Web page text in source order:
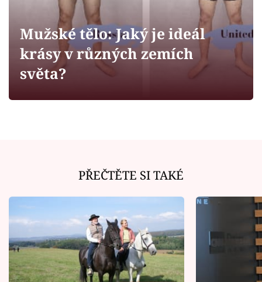
Sledujte prima+
Filmový festival Karlovy Vary
Sledujte nás
Mužské tělo: Jaký je ideál
krásy v různých zemích
světa?
PŘEČTĚTE SI TAKÉ